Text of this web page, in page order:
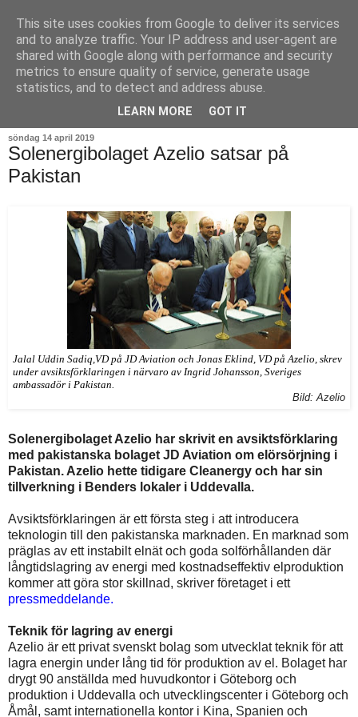
söndag 14 april 2019
Solenergibolaget Azelio satsar på
Pakistan
Jalal Uddin Sadiq,VD på JD Aviation och Jonas Eklind, VD på Azelio, skrev
under avsiktsförklaringen i närvaro av Ingrid Johansson, Sveriges
ambassadör i Pakistan.
Bild: Azelio
Solenergibolaget Azelio har skrivit en avsiktsförklaring
med pakistanska bolaget JD Aviation om elörsörjning i
Pakistan. Azelio hette tidigare Cleanergy och har sin
tillverkning i Benders lokaler i Uddevalla.
Avsiktsförklaringen är ett första steg i att introducera
teknologin till den pakistanska marknaden. En marknad som
präglas av ett instabilt elnät och goda solförhållanden där
långtidslagring av energi med kostnadseffektiv elproduktion
kommer att göra stor skillnad, skriver företaget i ett
pressmeddelande.
Teknik för lagring av energi
Azelio är ett privat svenskt bolag som utvecklat teknik för att
lagra energin under lång tid för produktion av el. Bolaget har
drygt 90 anställda med huvudkontor i Göteborg och
produktion i Uddevalla och utvecklingscenter i Göteborg och
Åmål, samt internationella kontor i Kina, Spanien och
This site uses cookies from Google to deliver its services
and to analyze traffic. Your IP address and user-agent are
shared with Google along with performance and security
metrics to ensure quality of service, generate usage
statistics, and to detect and address abuse.
LEARN MORE GOT IT